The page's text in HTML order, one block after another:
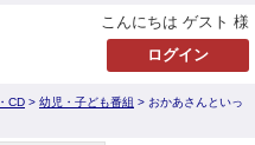
こんにちは ゲスト 様
CD > 幼児・子ども番組 > おかあさんといっ